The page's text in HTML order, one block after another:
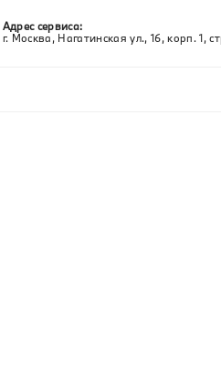
Адрес сервиса:
г. Москва, Нагатинская ул., 16, корп. 1,